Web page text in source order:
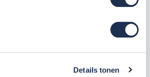
Details tonen
luik RS5
Artikelcode: 305310